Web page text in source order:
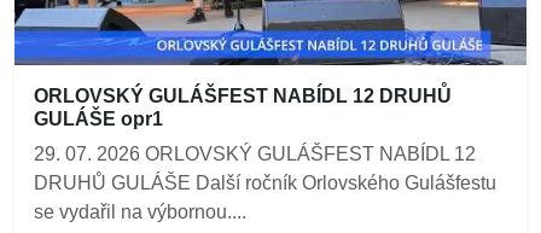
ORLOVSKÝ GULÁŠFEST NABÍDL 12 DRUHŮ
GULÁŠE opr1
29. 07. 2026 ORLOVSKÝ GULÁŠFEST NABÍDL 12
DRUHŮ GULÁŠE Další ročník Orlovského Gulášfestu
se vydařil na výbornou....